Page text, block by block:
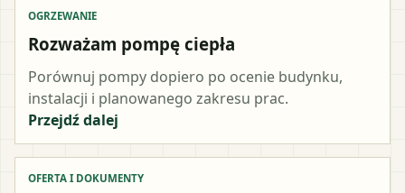
OGRZEWANIE
Rozważam pompę ciepła
Porównuj pompy dopiero po ocenie budynku,
instalacji i planowanego zakresu prac.
Przejdź dalej
OFERTA I DOKUMENTY